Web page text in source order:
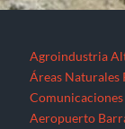
Agroindustria
Áreas Naturales
Aeropuerto